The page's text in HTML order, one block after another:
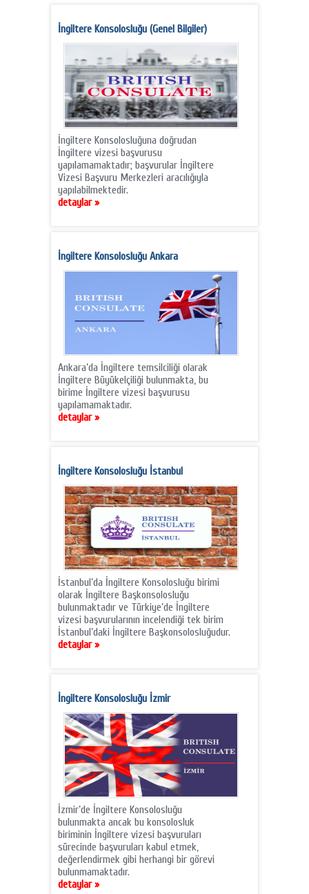
İngiltere Konsolosluğu (Genel Bilgiler)
İngiltere Konsolosluğuna doğrudan
İngiltere vizesi başvurusu
yapılamamaktadır; başvurular İngiltere
Vizesi Başvuru Merkezleri aracılığıyla
yapılabilmektedir.
detaylar »
İngiltere Konsolosluğu Ankara
Ankara’da İngiltere temsilciliği olarak
İngiltere Büyükelçiliği bulunmakta, bu
birime İngiltere vizesi başvurusu
yapılamamaktadır.
detaylar »
İngiltere Konsolosluğu İstanbul
İstanbul’da İngiltere Konsolosluğu birimi
olarak İngiltere Başkonsolosluğu
bulunmaktadır ve Türkiye’de İngiltere
vizesi başvurularının incelendiği tek birim
İstanbul’daki İngiltere Başkonsolosluğudur.
detaylar »
İngiltere Konsolosluğu İzmir
İzmir’de İngiltere Konsolosluğu
bulunmakta ancak bu konsolosluk
biriminin İngiltere vizesi başvuruları
sürecinde başvuruları kabul etmek,
değerlendirmek gibi herhangi bir görevi
bulunmamaktadır.
detaylar »